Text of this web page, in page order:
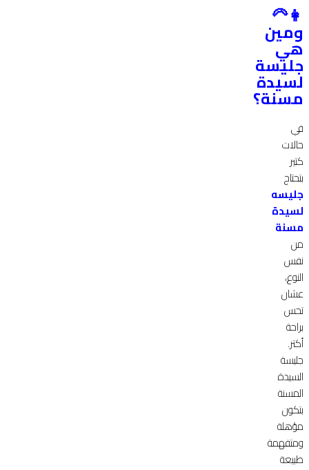
👩‍🦳
ومين
هي
جليسة
لسيدة
مسنة؟
في
حالات
كتير
بتحتاج
جليسه
لسيدة
مسنة
من
نفس
النوع،
عشان
تحس
براحة
أكتر.
جليسة
السيدة
المسنة
بتكون
مؤهلة
ومتفهمة
طبيعة